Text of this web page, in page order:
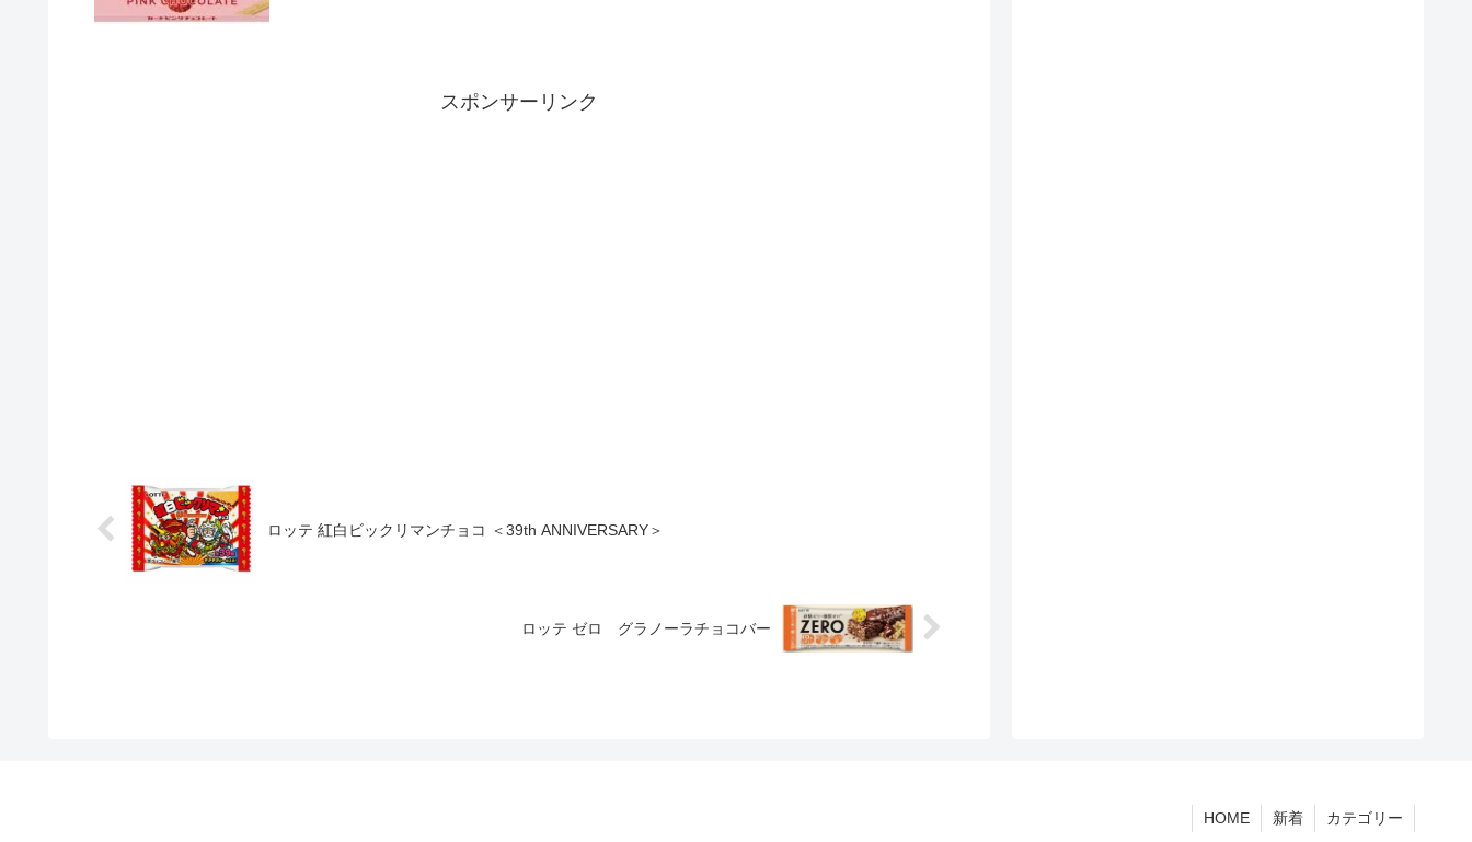
スポンサーリンク
ロッテ 紅白ビックリマンチョコ ＜39th ANNIVERSARY＞
ロッテ ゼロ グラノーラチョコバー
HOME 新着 カテゴリー